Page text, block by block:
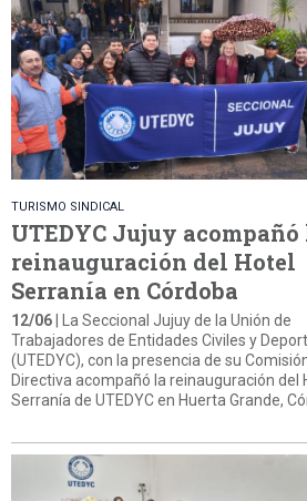
TURISMO SINDICAL
UTEDYC Jujuy acompañó
reinauguración del Hotel
Serranía en Córdoba
12/06 | La Seccional Jujuy de la Unión de
Trabajadores de Entidades Civiles y
(UTEDYC), con la presencia de su
Directiva acompañó la reinauguración del
Serranía de UTEDYC en Huerta Grande,